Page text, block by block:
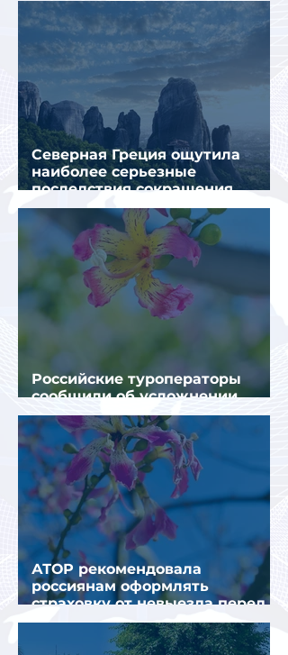
Северная Греция ощутила
наиболее серьезные
последствия сокращения
турпотока из России
Российские туроператоры
сообщили об усложнении
получения виз в Грецию
АТОР рекомендовала
россиянам оформлять
страховку от невыезда перед
поездкой в Грецию